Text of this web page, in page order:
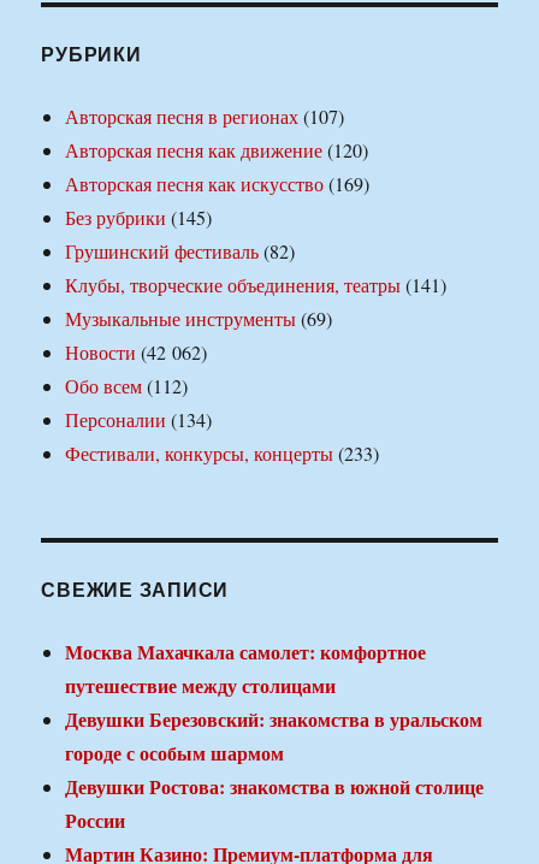
РУБРИКИ
Авторская песня в регионах(107)
Авторская песня как движение(120)
Авторская песня как искусство(169)
Без рубрики (145)
Грушинский фестиваль(82)
Клубы, творческие объединения, театры(141)
Музыкальные инструменты(69)
Новости (42 062)
Обо всем(112)
Персоналии (134)
Фестивали, конкурсы, концерты(233)
СВЕЖИЕ ЗАПИСИ
Москва Махачкала самолет: комфортное
путешествие между столицами
Девушки Березовский: знакомства в уральском
городе с особым шармом
Девушки Ростова: знакомства в южной столице
России
Мартин Казино: Премиум-платформа для